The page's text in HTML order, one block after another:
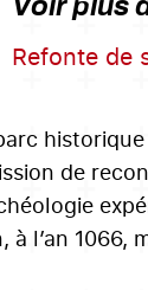
Voir plus
Refonte de
de
l’an 1066,